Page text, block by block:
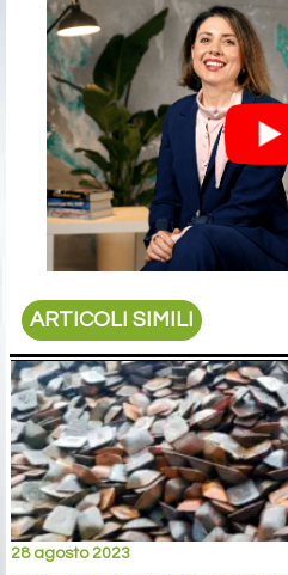
ARTICOLI SIMILI
28 agosto 2023